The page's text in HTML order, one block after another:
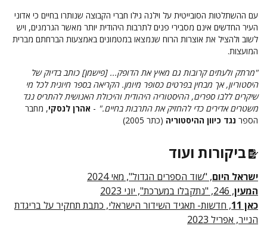
עם ההשתלטות הסובייטית על וילנה גילו חברי הקבוצה שנותרו בחיים כי אדוני
העיר החדשים אינם מסבירי פנים לתרבות היהודית יותר מאשר הגרמנים, ויש
לשוב ולהציל את אוצרות הרוח שנמצאו במטמונים באמצעות הברחתם מברית
המועצות.
"מרתק ולעתים קרובות גם מאיץ את הדופק... [פישמן] כותב בדיוק של
היסטוריון, אך מבחין בפרטים כסופר מיומן. הקריאה בספר חיונית לכל מי
שיקרים ללבו ספרים, ההיסטוריה היהודית והיכולת האנושית להתריס נגד
משטרים אדירים כדי להחזיק את התרבות בחיים." - אהרן לנסקי, מחבר
הספר נגד כיוון ההיסטוריה (כתר 2005)
ביקורות ועוד
ישראל היום, "שוד הספרים הגדול", מאי 2024
המעין, 246, "נתקבלו במערכת", יוני 2023
כאן 11
, חדשות- תאגיד השידור הישראלי, כתבת תחקיר על בריגדת
הנייר, אפריל 2023